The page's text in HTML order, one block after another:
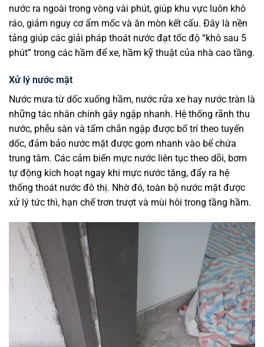
nước ra ngoài trong vòng vài phút, giúp khu vực luôn khô
ráo, giảm nguy cơ ẩm mốc và ăn mòn kết cấu. Đây là nền
tảng giúp các giải pháp thoát nước đạt tốc độ “khô sau 5
phút” trong các hầm để xe, hầm kỹ thuật của nhà cao tầng.
Xử lý nước mặt
Nước mưa từ dốc xuống hầm, nước rửa xe hay nước tràn là
những tác nhân chính gây ngập nhanh. Hệ thống rãnh thu
nước, phễu sàn và tấm chắn ngập được bố trí theo tuyến
dốc, đảm bảo nước mặt được gom nhanh vào bể chứa
trung tâm. Các cảm biến mực nước liên tục theo dõi, bơm
tự động kích hoạt ngay khi mực nước tăng, đẩy ra hệ
thống thoát nước đô thị. Nhờ đó, toàn bộ nước mặt được
xử lý tức thì, hạn chế trơn trượt và mùi hôi trong tầng hầm.